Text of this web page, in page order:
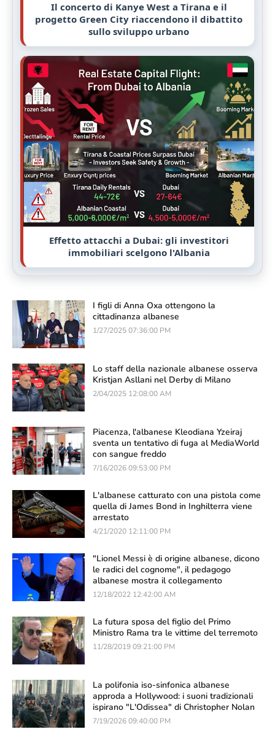
Il concerto di Kanye West a Tirana e il
progetto Green City riaccendono il dibattito
sullo sviluppo urbano
Effetto attacchi a Dubai: gli investitori
immobiliari scelgono l'Albania
I figli di Anna Oxa ottengono la
cittadinanza albanese
1/27/2025 07:36:00 PM
Lo staff della nazionale albanese osserva
Kristjan Asllani nel Derby di Milano
2/04/2025 12:08:00 AM
Piacenza, l'albanese Kleodiana Yzeiraj
sventa un tentativo di fuga al MediaWorld
con sangue freddo
7/16/2026 09:53:00 PM
L'albanese catturato con una pistola come
quella di James Bond in Inghilterra viene
arrestato
4/21/2020 12:11:00 PM
"Lionel Messi è di origine albanese, dicono
le radici del cognome", il pedagogo
albanese mostra il collegamento
12/18/2022 12:42:00 AM
La futura sposa del figlio del Primo
Ministro Rama tra le vittime del terremoto
11/28/2019 09:21:00 PM
La polifonia iso-sinfonica albanese
approda a Hollywood: i suoni tradizionali
ispirano "L'Odissea" di Christopher Nolan
7/19/2026 09:40:00 PM